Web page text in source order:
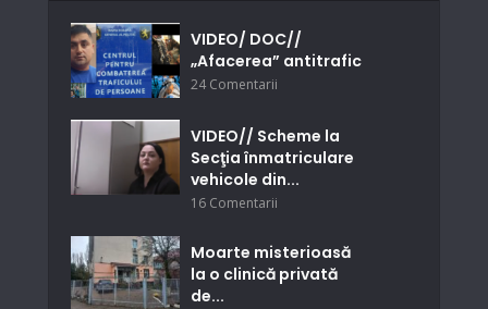
VIDEO/ DOC//
„Afacerea” antitrafic
24 Comentarii
VIDEO// Scheme la
Secţia înmatriculare
vehicole din...
16 Comentarii
Moarte misterioasă
la o clinică privată
de...